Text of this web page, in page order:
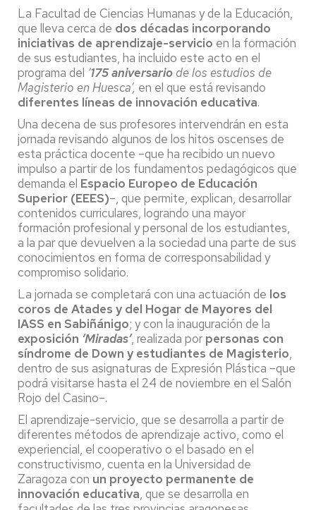
La Facultad de Ciencias Humanas y de la Educación,
que lleva cerca de dos décadas incorporando
iniciativas de aprendizaje-servicio en la formación
de sus estudiantes, ha incluido este acto en el
programa del ‘175 aniversario de los estudios de
Magisterio en Huesca’, en el que está revisando
diferentes líneas de innovación educativa.
Una decena de sus profesores intervendrán en esta
jornada revisando algunos de los hitos oscenses de
esta práctica docente –que ha recibido un nuevo
impulso a partir de los fundamentos pedagógicos que
demanda el Espacio Europeo de Educación
Superior (EEES)–, que permite, explican, desarrollar
contenidos curriculares, logrando una mayor
formación profesional y personal de los estudiantes,
a la par que devuelven a la sociedad una parte de sus
conocimientos en forma de corresponsabilidad y
compromiso solidario.
La jornada se completará con una actuación de los
coros de Atades y del Hogar de Mayores del
IASS en Sabiñánigo; y con la inauguración de la
exposición ‘Miradas’, realizada por personas con
síndrome de Down y estudiantes de Magisterio,
dentro de sus asignaturas de Expresión Plástica –que
podrá visitarse hasta el 24 de noviembre en el Salón
Rojo del Casino–.
El aprendizaje-servicio, que se desarrolla a partir de
diferentes métodos de aprendizaje activo, como el
experiencial, el cooperativo o el basado en el
constructivismo, cuenta en la Universidad de
Zaragoza con un proyecto permanente de
innovación educativa, que se desarrolla en